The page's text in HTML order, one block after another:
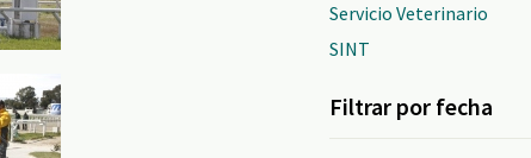
Servicio Veterinario
SINT
Filtrar por fecha